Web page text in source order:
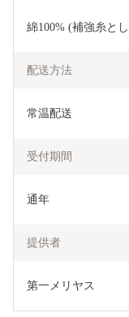
綿100% (補強糸と
配送方法
常温配送
受付期間
通年
提供者
第一メリヤス